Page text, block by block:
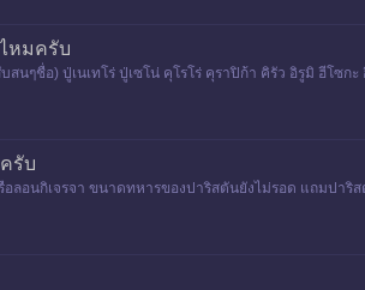
หมครับ
ๆชื่อ) ปู่เนเทโร่ ปู่เซโน่ คุโรโร่ คุราปิก้า คิรัว อิรูมิ ฮีโซกะ
รับ
ลอนกิเจรจา ขนาดทหารของปาริสตันยังไม่รอด แถมปา